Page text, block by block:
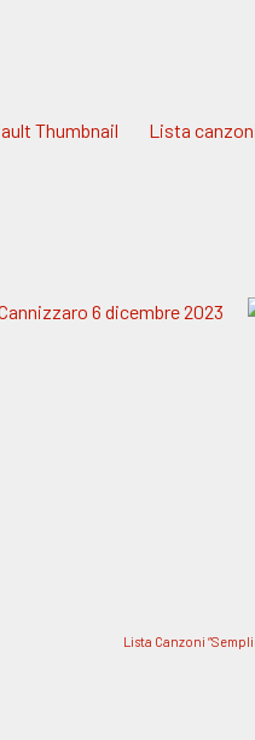
Lista
6 dicembre 2023
Lista Canzoni